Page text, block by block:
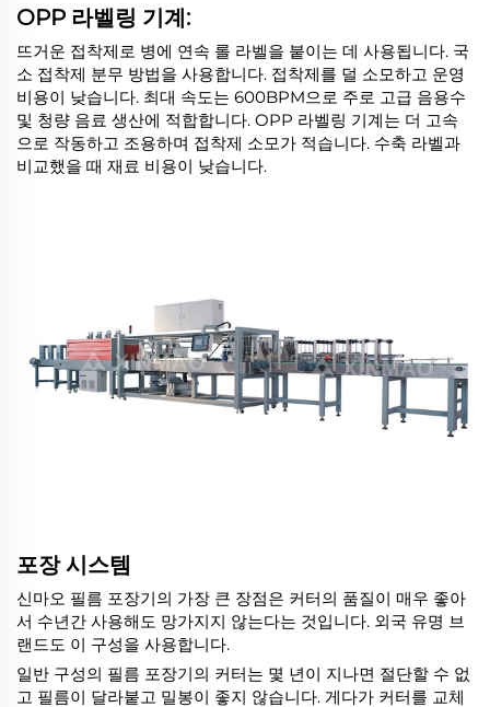
OPP 라벨링 기계:
뜨거운 접착제로 병에 연속 롤 라벨을 붙이는 데 사용됩니다. 국
소 접착제 분무 방법을 사용합니다. 접착제를 덜 소모하고 운영
비용이 낮습니다. 최대 속도는 600BPM으로 주로 고급 음용수
및 청량 음료 생산에 적합합니다. OPP 라벨링 기계는 더 고속
으로 작동하고 조용하며 접착제 소모가 적습니다. 수축 라벨과
비교했을 때 재료 비용이 낮습니다.
포장 시스템
신마오 필름 포장기의 가장 큰 장점은 커터의 품질이 매우 좋아
서 수년간 사용해도 망가지지 않는다는 것입니다. 외국 유명 브
랜드도 이 구성을 사용합니다.
일반 구성의 필름 포장기의 커터는 몇 년이 지나면 절단할 수 없
고 필름이 달라붙고 밀봉이 좋지 않습니다. 게다가 커터를 교체